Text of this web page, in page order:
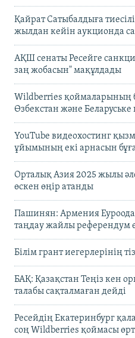
Қайрат Сатыбалдыға
жылдан кейін аукционда
АҚШ сенаты Ресейге
заң жобасын" мақұлдады
Wildberries қоймаларының
Өзбекстан және
YouTube видеохостинг
ұйымының екі арнасын
Орталық Азия 2025 жылы
өскен өңір атанды
Пашинян: Армения
таңдау жайлы референдум
Білім грант иегерлерінің
БАҚ: Қазақстан Теңіз кен
талабы сақталмаған дейді
Ресейдің Екатеринбург
соң Wildberries қоймасы